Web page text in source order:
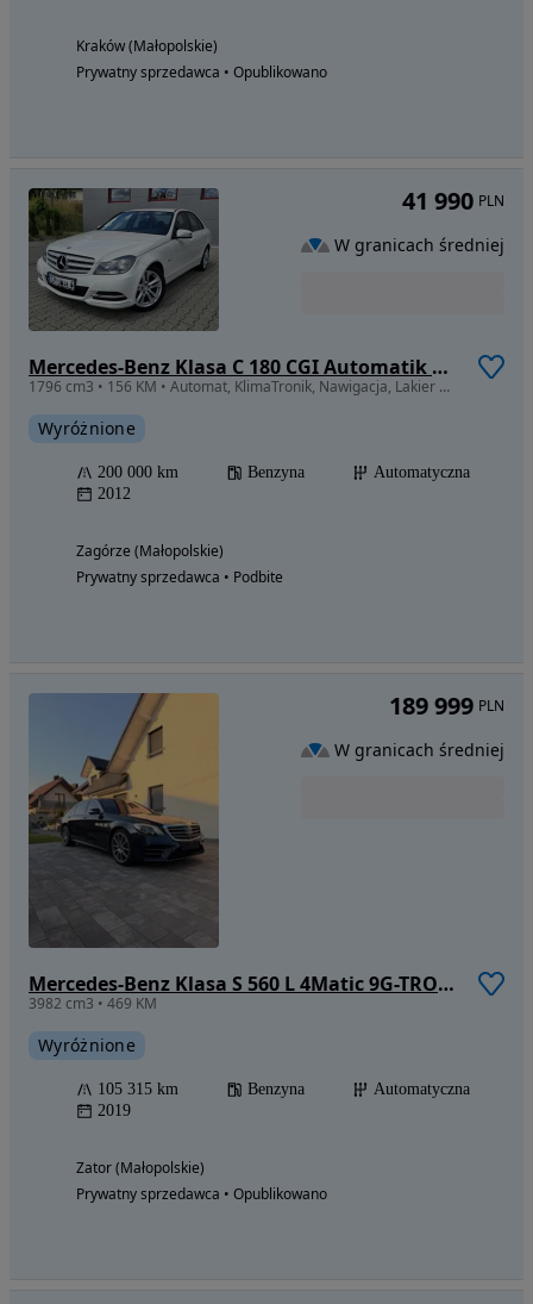
Kraków (Małopolskie)
Prywatny sprzedawca • Opublikowano
Mercedes-Benz Klasa C 180 CGI Automatik BlueEFFICIENCY SPORT EDITION
1796 cm3 • 156 KM • Automat, KlimaTronik, Nawigacja, Lakier Oryginał //GWARANCJA//
Wyróżnione
200 000 km Benzyna
Automatyczna
2012
Zagórze (Małopolskie)
Prywatny sprzedawca • Podbite
41 990 PLN
W granicach średniej
Mercedes-Benz Klasa S 560 L 4Matic 9G-TRONIC
3982 cm3 • 469 KM
Wyróżnione
105 315 km Benzyna
Automatyczna
2019
Zator (Małopolskie)
Prywatny sprzedawca • Opublikowano
189 999 PLN
W granicach średniej